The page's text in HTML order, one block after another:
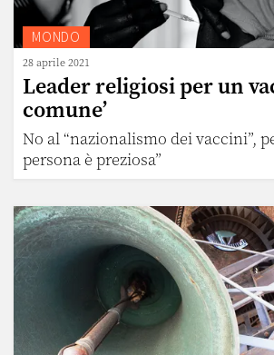
MONDO
28 aprile 2021
Leader religiosi per un
comune’
No al “nazionalismo dei vaccini”,
persona è preziosa”